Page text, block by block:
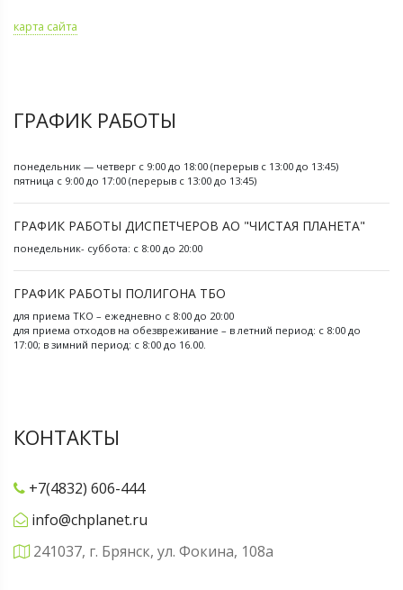
карта сайта
ГРАФИК РАБОТЫ
понедельник — четверг с 9:00 до 18:00 (перерыв с 13:00 до 13:45)
пятница с 9:00 до 17:00 (перерыв с 13:00 до 13:45)
ГРАФИК РАБОТЫ ДИСПЕТЧЕРОВ АО "ЧИСТАЯ ПЛАНЕТА"
понедельник- суббота: с 8:00 до 20:00
ГРАФИК РАБОТЫ ПОЛИГОНА ТБО
для приема ТКО – ежедневно с 8:00 до 20:00
для приема отходов на обезвреживание – в летний период: с 8:00 до
17:00; в зимний период: с 8:00 до 16.00.
КОНТАКТЫ
+7(4832) 606-444
info@chplanet.ru
241037, г. Брянск, ул. Фокина, 108а